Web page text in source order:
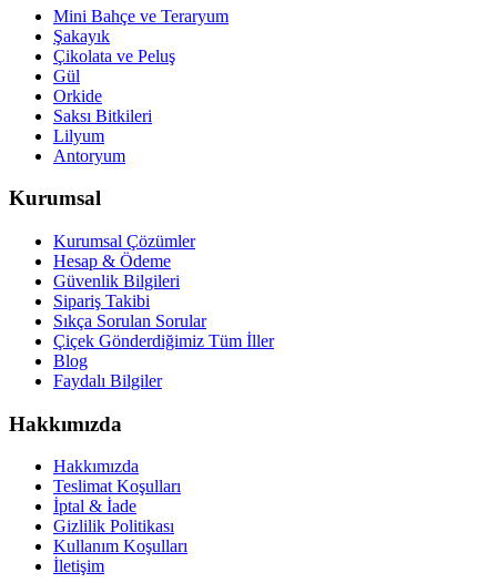
Mini Bahçe ve Teraryum
Şakayık
Çikolata ve Peluş
Gül
Orkide
Saksı Bitkileri
Lilyum
Antoryum
Kurumsal
Kurumsal Çözümler
Hesap & Ödeme
Güvenlik Bilgileri
Sipariş Takibi
Sıkça Sorulan Sorular
Çiçek Gönderdiğimiz Tüm İller
Blog
Faydalı Bilgiler
Hakkımızda
Hakkımızda
Teslimat Koşulları
İptal & İade
Gizlilik Politikası
Kullanım Koşulları
İletişim